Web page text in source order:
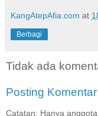
KangAtepAfia.com at
Berbagi
Tidak ada
Posting Komentar
Catatan: Hanya